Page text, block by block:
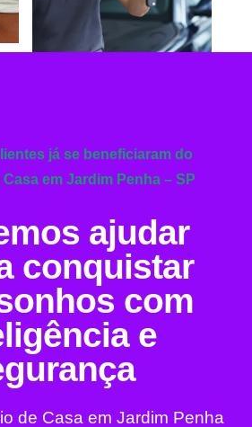
já se beneficiaram do
em Jardim Penha – SP
ajudar
conquistar
com
e
de Casa em Jardim Penha